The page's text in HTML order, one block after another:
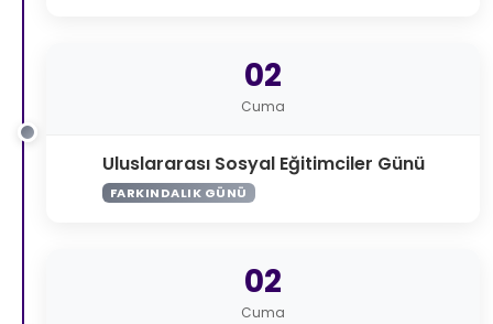
02
Cuma
Uluslararası Sosyal Eğitimciler Günü
FARKINDALIK GÜNÜ
02
Cuma